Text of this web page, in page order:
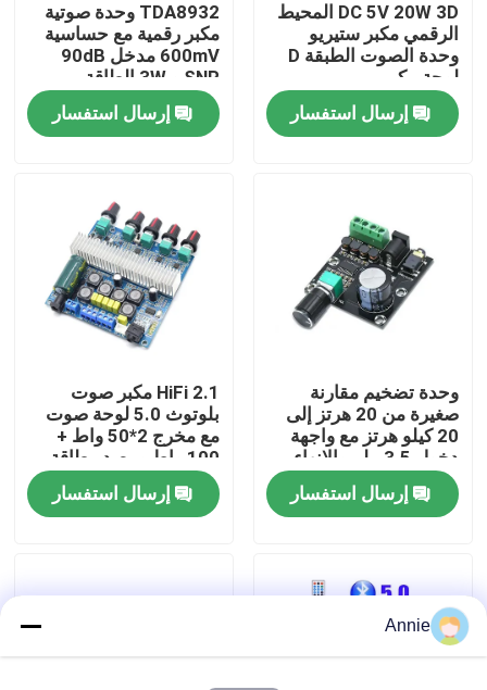
الصفحة الرئيسية
منتجات
جولة في المصنع
مراقبة الجودة
اتصل بنا
أخبار
مدونة
DC 5V 20W 3D المحيط
الرقمي مكبر ستيريو
وحدة الصوت الطبقة D
لوحة مكبر
إرسال استفسار
TDA8932 وحدة صوتية
مكبر رقمية مع حساسية
600mV مدخل 90dB
SNR و 3W الطاقة
الخارجة
إرسال استفسار
وحدة تضخيم مقارنة
صغيرة من 20 هرتز إلى
20 كيلو هرتز مع واجهة
دخول 3.5 ملم والإنهاء
الفضي
إرسال استفسار
2.1 HiFi مكبر صوت
بلوتوث 5.0 لوحة صوت
مع مخرج 2*50 واط +
100 واط ومصدر طاقة
DC12 ~ 24 فولت
إرسال استفسار
Annie